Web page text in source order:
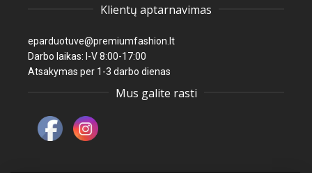
Klientų aptarnavimas
eparduotuve@premiumfashion.lt
Darbo laikas: I-V 8:00-17:00
Atsakymas per 1-3 darbo dienas
Mus galite rasti